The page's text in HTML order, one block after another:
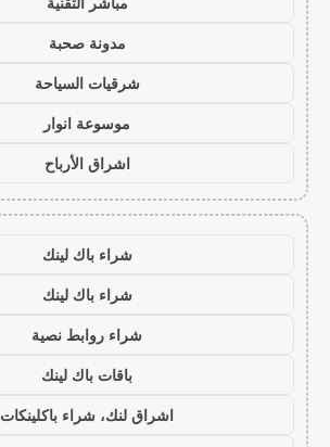
مدونة صحبة
شرقيات السياحة
موسوعة انوار
اشراق الأرباح
شراء باك لينك
شراء باك لينك
شراء روابط نصية
باقات باك لينك
اشراق لنك، شراء باكلينكات